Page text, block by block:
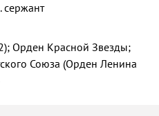
сержант
Орден Красной Звезды;
Союза (Орден Ленина